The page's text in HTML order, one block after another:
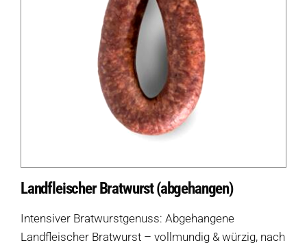
Landfleischer Bratwurst (abgehangen)
Intensiver Bratwurstgenuss: Abgehangene
Landfleischer Bratwurst – vollmundig & würzig, nach